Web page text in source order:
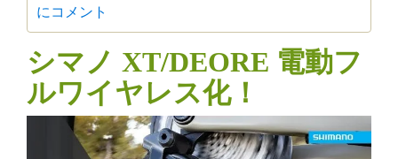
に コメント
シマノ XT/DEORE 電動フ
ルワイヤレス化！